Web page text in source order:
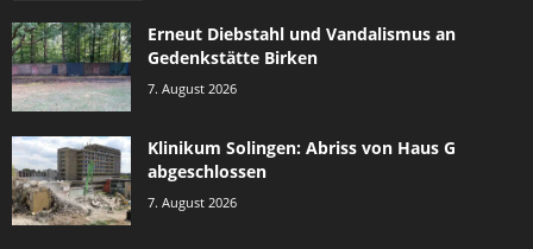
Erneut Diebstahl und Vandalismus an
Gedenkstätte Birken
7. August 2026
Klinikum Solingen: Abriss von Haus G
abgeschlossen
7. August 2026